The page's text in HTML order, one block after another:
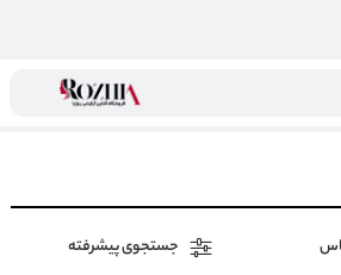
جستجوی پیشرفته